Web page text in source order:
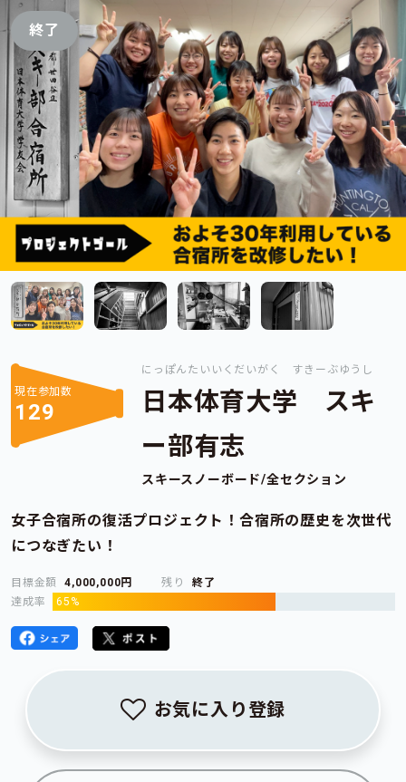
終了
現在参加数
129
にっぽんたいいくだいがく すきーぶゆうし
日本体育大学 スキ
ー部有志
スキースノーボード/全セクション
女子合宿所の復活プロジェクト！合宿所の歴史を次世代
につなぎたい！
目標金額 4,000,000円 残り
終了
達成率
65%
お気に入り登録